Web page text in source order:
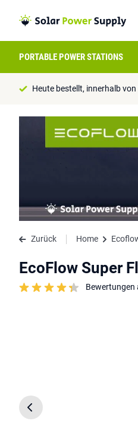
PORTABLE POWER STATIONS
Heute bestellt, innerhalb von
Zurück Home
EcoFlow Super
Bewertungen